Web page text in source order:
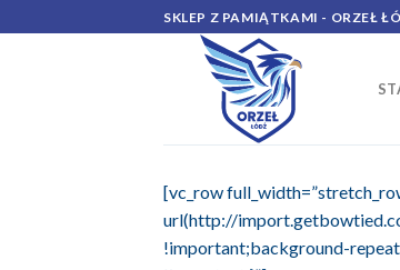
to
SKLEP Z PAMIĄTKAMI - ORZEŁ
[vc_row
url(http://
!important;background-